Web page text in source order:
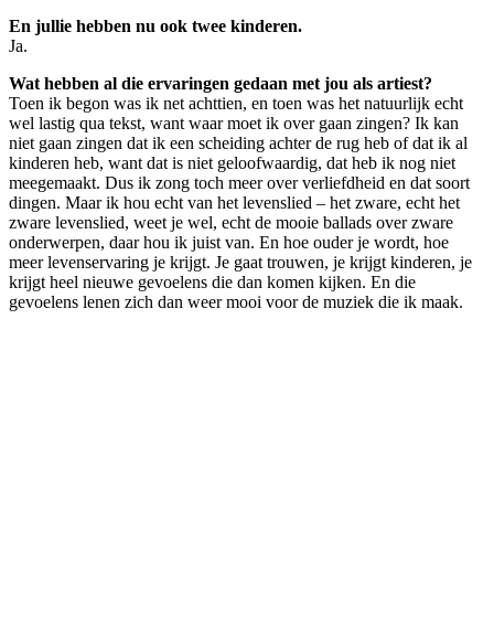
En jullie hebben nu ook twee kinderen.
Ja.
Wat hebben al die ervaringen gedaan met jou als artiest?
Toen ik begon was ik net achttien, en toen was het natuurlijk echt
wel lastig qua tekst, want waar moet ik over gaan zingen? Ik kan
niet gaan zingen dat ik een scheiding achter de rug heb of dat ik al
kinderen heb, want dat is niet geloofwaardig, dat heb ik nog niet
meegemaakt. Dus ik zong toch meer over verliefdheid en dat soort
dingen. Maar ik hou echt van het levenslied – het zware, echt het
zware levenslied, weet je wel, echt de mooie ballads over zware
onderwerpen, daar hou ik juist van. En hoe ouder je wordt, hoe
meer levenservaring je krijgt. Je gaat trouwen, je krijgt kinderen, je
krijgt heel nieuwe gevoelens die dan komen kijken. En die
gevoelens lenen zich dan weer mooi voor de muziek die ik maak.